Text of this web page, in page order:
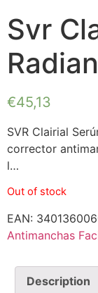
Svr
€45,13
SVR Clairial
corrector
l…
Out of stock
EAN:
Antimanchas
Description